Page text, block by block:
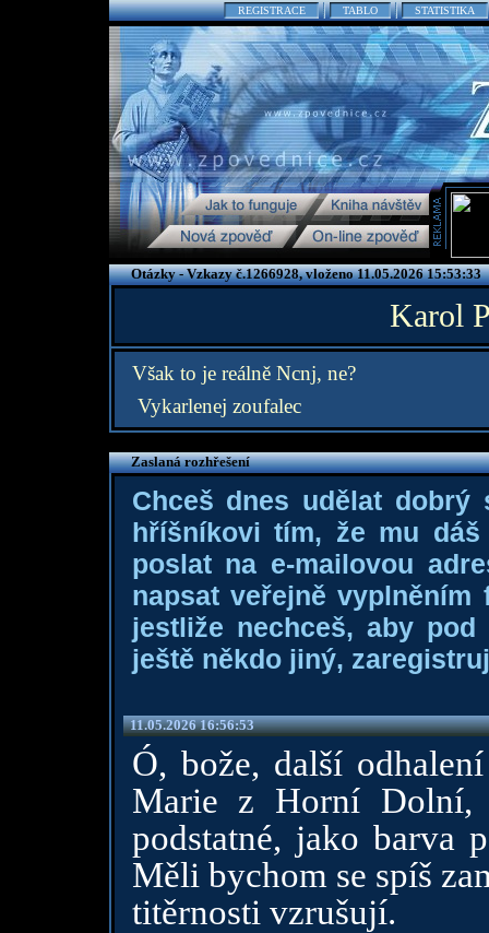
REGISTRACE TABLO STATISTIKA
Otázky - Vzkazy č.1266928, vloženo 11.05.2026 15:53:33
Karol
Však to je reálně Ncnj, ne?
Vykarlenej zoufalec
Zaslaná rozhřešení
Chceš dnes udělat dobrý
hříšníkovi tím, že mu
poslat na e-mailovou
napsat veřejně
jestliže nechceš, aby
ještě někdo jiný,
11.05.2026 16:56:53
Ó, bože, další
Marie z Horní
podstatné, jako barva
Měli bychom se spíš
titěrnosti vzrušují.